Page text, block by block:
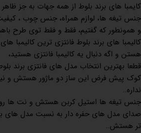
کایمبا های برند بلوط از همه جهات به جز
جنس تیغه ها، لوازم همراه، جنس چوب ،
و همونطور که گفتیم، فقط و فقط توی طرح
کالیمبا های برند بلوط فانتزی ترین کالیمبا
هستن و اگه دنبال یه کالیمبا فانتزی هستید،
قطعا بهترین انتخاب مدل های فانتزی برند
کوک پیش فرض این ساز دو ماژور هستش و
نداره..
جنس تیغه ها استیل کربن هستش و نت ها
صدای مدل های حفره دار به نسبت مدل های
تر هستش..